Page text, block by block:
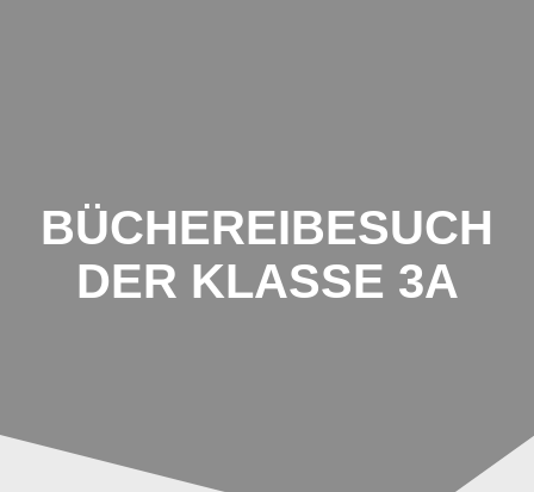
BÜCHEREIBESUCH
DER KLASSE 3A